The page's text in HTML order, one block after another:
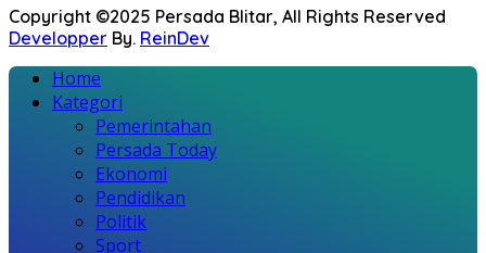
Copyright ©2025 Persada Blitar, All Rights Reserved
Developper By. ReinDev
Home
Kategori
Pemerintahan
Persada Today
Ekonomi
Pendidikan
Politik
Sport